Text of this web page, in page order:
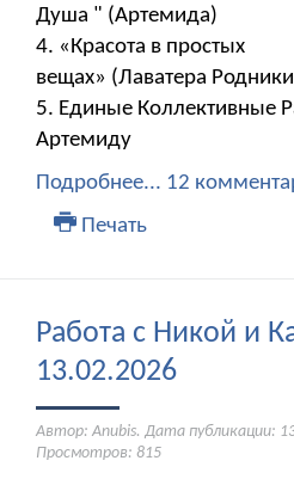
Душа " (Артемида)
4. «Красота в простых
вещах» (Лаватера
5. Единые Коллективные
Артемиду
Подробнее... 12
Печать
Работа с Никой и
13.02.2026
Автор: Anubis. Дата публикации:
Просмотров: 815